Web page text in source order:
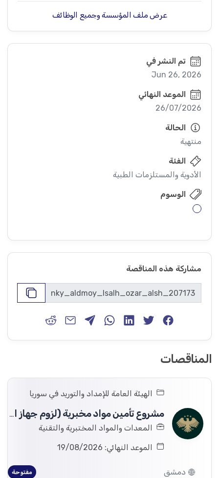
عرض ملف المؤسسة وجميع الوظائف
تم النشر في
Jun 26, 2026
الموعد النهائي
26/07/2026
الحالة
منتهية
الفئة
الأدوية والمستلزمات الطبية
الوسوم
مشاركة هذه المناقصة
المناقصات
الهيئة العامة للإمداد والتوريد في سوريا
مشروع تأمين مواد مخبرية (لزوم جهاز الكيمياء الآلي) لصالح وزارة التعليم العالي والبحث العلمي - مشفى الأطفال الجامعي،
المعدات والمواد المختبرية والتقنية
الموعد النهائي: 19/08/2026
دمشق مفتوحة